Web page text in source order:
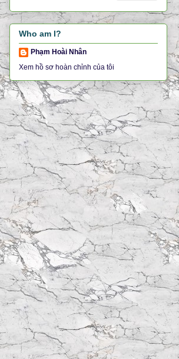
Who am I?
Phạm Hoài Nhân
Xem hồ sơ hoàn chỉnh của tôi